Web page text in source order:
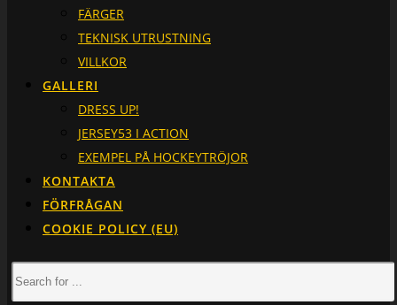
FÄRGER
TEKNISK UTRUSTNING
VILLKOR
GALLERI
DRESS UP!
JERSEY53 I ACTION
EXEMPEL PÅ HOCKEYTRÖJOR
KONTAKTA
FÖRFRÅGAN
COOKIE POLICY (EU)